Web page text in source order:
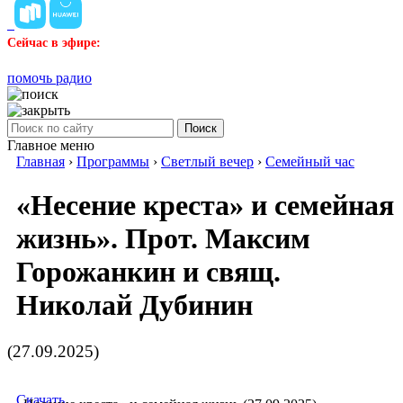
Сейчас в эфире:
помочь радио
Поиск
Главное меню
Главная › Программы › Светлый вечер › Семейный час
«Несение креста» и семейная
жизнь». Прот. Максим
Горожанкин и свящ.
Николай Дубинин
(27.09.2025)
Скачать